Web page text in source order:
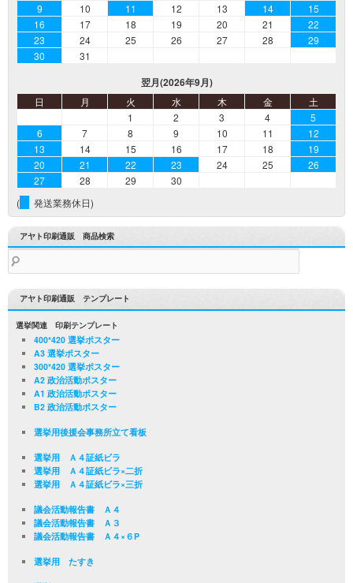
9
10 11 12 13 14
15
16
17 18 19 20 21
22
23
24 25 26 27 28
29
30
31
翌月(2026年9月)
日 月 火 水 木 金
土
1
2 3 4
5
6
7 8 9 10 11
12
13
14 15 16 17 18
19
20
21 22 23 24 25
26
27
28 29
30
(
発送業務休日)
アヤト印刷通販 商品検索
検
索:
アヤト印刷通販 テンプレート
選挙関連 印刷テンプレート
400*420 選挙ポスター
A3 選挙ポスター
300*420 選挙ポスター
A2 政治活動ポスター
A1 政治活動ポスター
B2 政治活動ポスター
選挙用後援会事務所立て看板
選挙用 Ａ４証紙ビラ
選挙用 Ａ４証紙ビラ×二折
選挙用 Ａ４証紙ビラ×三折
議会活動報告書 Ａ４
議会活動報告書 Ａ３
議会活動報告書 Ａ４×６P
選挙用 たすき